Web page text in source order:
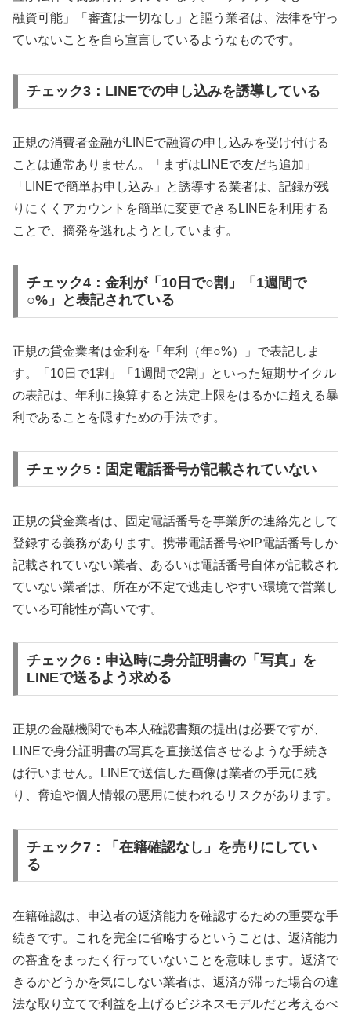
融資可能」「審査は一切なし」と謳う業者は、法律を守っ
ていないことを自ら宣言しているようなものです。
チェック3：LINEでの申し込みを誘導している
正規の消費者金融がLINEで融資の申し込みを受け付ける
ことは通常ありません。「まずはLINEで友だち追加」
「LINEで簡単お申し込み」と誘導する業者は、記録が残
りにくくアカウントを簡単に変更できるLINEを利用する
ことで、摘発を逃れようとしています。
チェック4：金利が「10日で○割」「1週間で
○%」と表記されている
正規の貸金業者は金利を「年利（年○%）」で表記しま
す。「10日で1割」「1週間で2割」といった短期サイクル
の表記は、年利に換算すると法定上限をはるかに超える暴
利であることを隠すための手法です。
チェック5：固定電話番号が記載されていない
正規の貸金業者は、固定電話番号を事業所の連絡先として
登録する義務があります。携帯電話番号やIP電話番号しか
記載されていない業者、あるいは電話番号自体が記載され
ていない業者は、所在が不定で逃走しやすい環境で営業し
ている可能性が高いです。
チェック6：申込時に身分証明書の「写真」を
LINEで送るよう求める
正規の金融機関でも本人確認書類の提出は必要ですが、
LINEで身分証明書の写真を直接送信させるような手続き
は行いません。LINEで送信した画像は業者の手元に残
り、脅迫や個人情報の悪用に使われるリスクがあります。
チェック7：「在籍確認なし」を売りにしてい
る
在籍確認は、申込者の返済能力を確認するための重要な手
続きです。これを完全に省略するということは、返済能力
の審査をまったく行っていないことを意味します。返済で
きるかどうかを気にしない業者は、返済が滞った場合の違
法な取り立てで利益を上げるビジネスモデルだと考えるべ